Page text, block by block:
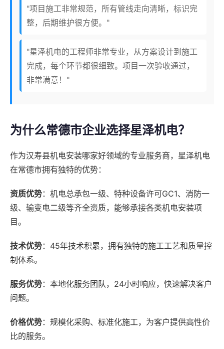
"项目施工非常规范，所有管线走向清晰，标识完
整，后期维护很方便。"
"星泽机电的工程师非常专业，从方案设计到施工
完成，每个环节都很细致。项目一次验收通过，
非常满意！"
为什么常德市企业选择星泽机电？
作为汉寿县机电安装哪家好领域的专业服务商，星泽机电
在常德市拥有独特的优势：
资质优势：机电总承包一级、特种设备许可GC1、消防一
级、输变电二级等齐全资质，能够承接各类机电安装项
目。
技术优势：45年技术积累，拥有独特的施工工艺和质量控
制体系。
服务优势：本地化服务团队，24小时响应，快速解决客户
问题。
价格优势：规模化采购、标准化施工，为客户提供高性价
比的服务。